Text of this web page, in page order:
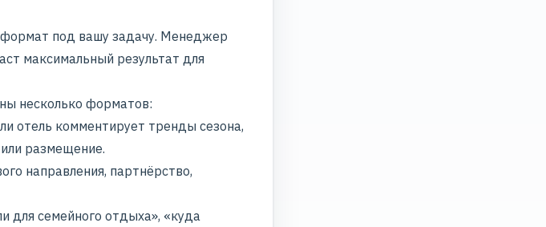
под вашу задачу. Менеджер
максимальный результат для
несколько форматов:
отель комментирует тренды сезона,
размещение.
направления, партнёрство,
для семейного отдыха», «куда